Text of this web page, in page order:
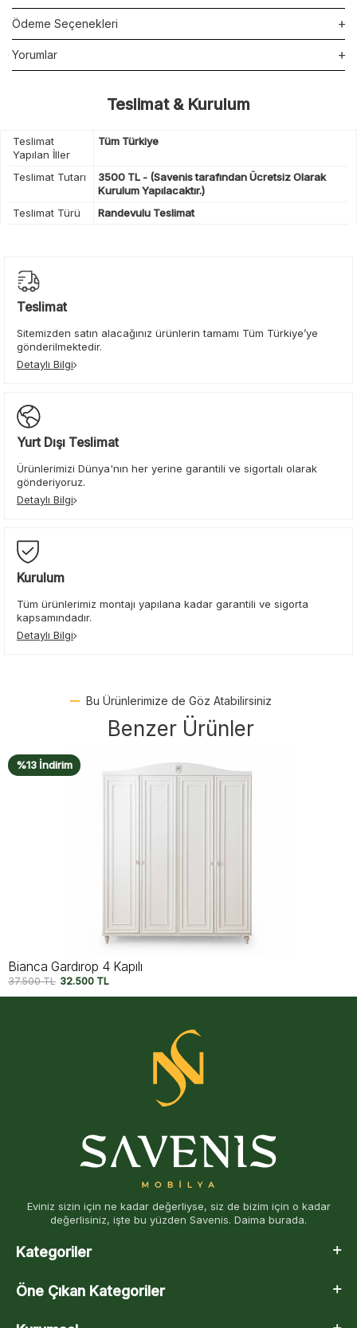
Ödeme Seçenekleri
Yorumlar
Teslimat & Kurulum
Teslimat
Yapılan İller
Tüm Türkiye
Teslimat Tutarı
3500 TL - (Savenis tarafından Ücretsiz Olarak
Kurulum Yapılacaktır.)
Teslimat Türü
Randevulu Teslimat
Teslimat
Sitemizden satın alacağınız ürünlerin tamamı Tüm Türkiye’ye
gönderilmektedir.
Detaylı Bilgi
Yurt Dışı Teslimat
Ürünlerimizi Dünya'nın her yerine garantili ve sigortalı olarak
gönderiyoruz.
Detaylı Bilgi
Kurulum
Tüm ürünlerimiz montajı yapılana kadar garantili ve sigorta
kapsamındadır.
Detaylı Bilgi
Bu Ürünlerimize de Göz Atabilirsiniz
Benzer Ürünler
%15 İndirim
Bianca 3 Kapılı Gardırop
32.500TL 27.500
Eviniz sizin için ne kadar değerliyse, siz de bizim için o kadar
değerlisiniz, işte bu yüzden Savenis. Daima burada.
Kategoriler
Öne Çıkan Kategoriler